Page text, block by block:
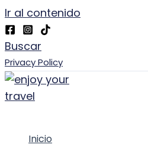
Ir al contenido
Buscar
Privacy Policy
Inicio